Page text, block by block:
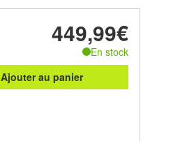
449,99€
En stock
Ajouter au panier